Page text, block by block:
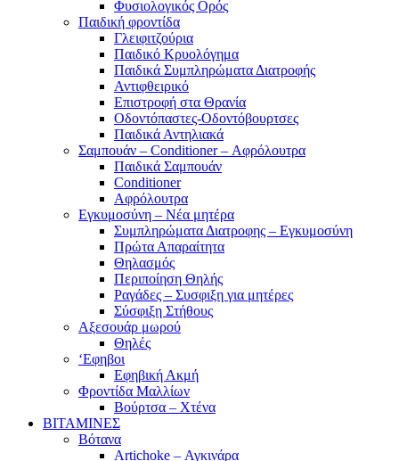
Φυσιολογικός Ορός
Παιδική φροντίδα
Γλειφιτζούρια
Παιδικό Κρυολόγημα
Παιδικά Συμπληρώματα Διατροφής
Αντιφθειρικό
Επιστροφή στα Θρανία
Οδοντόπαστες-Οδοντόβουρτσες
Παιδικά Αντηλιακά
Σαμπουάν – Conditioner – Αφρόλουτρα
Παιδικά Σαμπουάν
Conditioner
Αφρόλουτρα
Εγκυμοσύνη – Νέα μητέρα
Συμπληρώματα Διατροφης – Εγκυμοσύνη
Πρώτα Απαραίτητα
Θηλασμός
Περιποίηση Θηλής
Ραγάδες – Συσφιξη για μητέρες
Σύσφιξη Στήθους
Αξεσουάρ μωρού
Θηλές
‘Εφηβοι
Εφηβική Ακμή
Φροντίδα Μαλλίων
Βούρτσα – Χτένα
ΒΙΤΑΜΙΝΕΣ
Βότανα
Artichoke – Αγκινάρα